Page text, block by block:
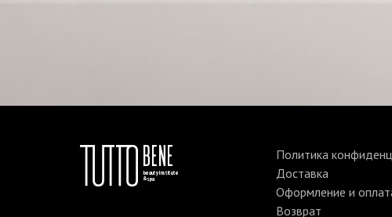
Политика
Доставка
Оформление и
Возврат